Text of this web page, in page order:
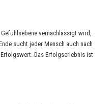
vernachlässigt wird,
sucht jeder Mensch auch nach
Das Erfolgserlebnis ist